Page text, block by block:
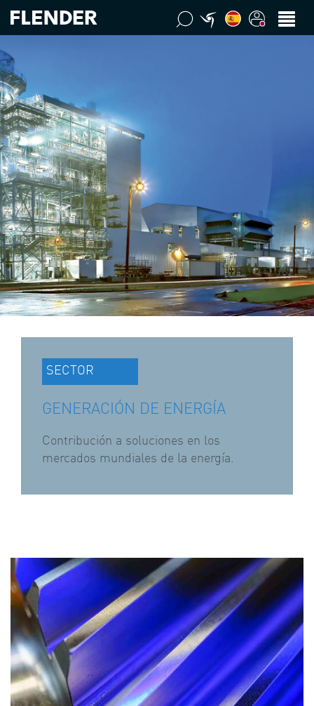
SECTOR
GENERACIÓN DE ENERGÍA
Contribución a soluciones en los
mercados mundiales de la energía.